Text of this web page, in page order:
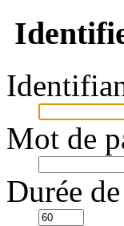
Mot de
Durée